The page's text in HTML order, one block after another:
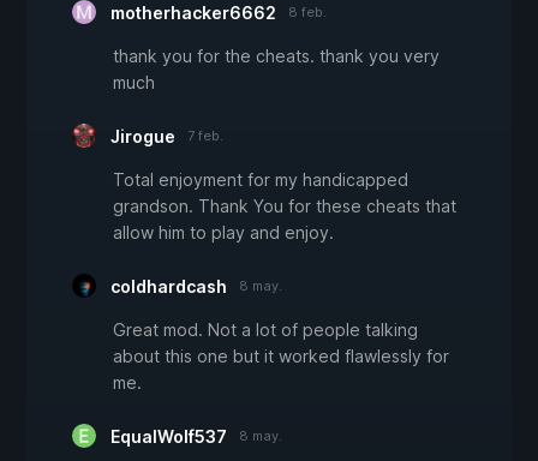
motherhacker6662 8 feb.
thank you for the cheats. thank you very
much
Jirogue 7 feb.
Total enjoyment for my handicapped
grandson. Thank You for these cheats that
allow him to play and enjoy.
coldhardcash 8 may.
Great mod. Not a lot of people talking
about this one but it worked flawlessly for
me.
EqualWolf537 8 may.